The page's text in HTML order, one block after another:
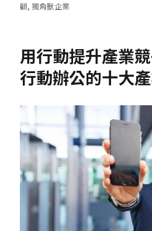
顧, 獨角獸企業
用行動提升產業
行動辦公的十大